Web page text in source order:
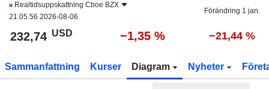
Realtidsuppskattning Cboe BZX
21.05.56 2026-08-06
Förändring 1 jan.
232,74 USD −1,35 % −21,44 %
Sammanfattning Kurser Diagram Nyheter